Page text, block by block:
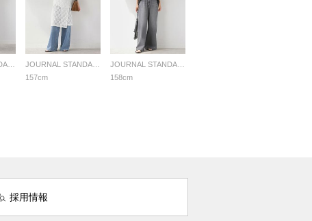
157cm
158cm
採用情報